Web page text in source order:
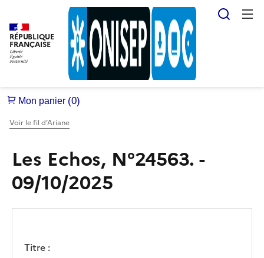
RÉPUBLIQUE
FRANÇAISE
Voir le fil d’Ariane
Les Echos, N°24563. -
09/10/2025
Titre :